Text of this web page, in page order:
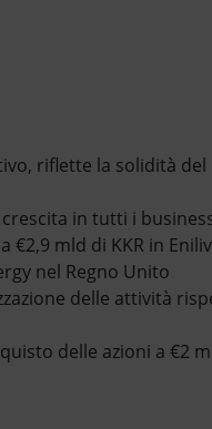
riflette la solidità del
in tutti i
mld di KKR in
nel Regno Unito
delle attività
delle azioni a €2